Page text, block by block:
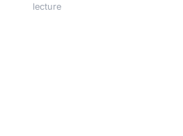
Nicolas Bonnal
européen, belliqueux et
lecture